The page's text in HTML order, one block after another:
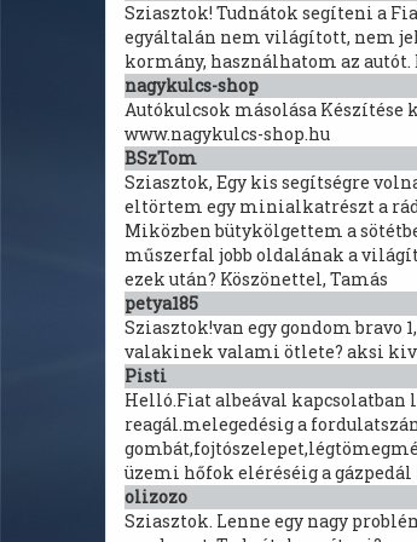
Sziasztok! Tudnátok segíteni a
egyáltalán nem világított, nem
kormány, használhatom az
nagykulcs-shop
Autókulcsok másolása Készítése
www.nagykulcs-shop.hu
BSzTom
Sziasztok, Egy kis segítségre
eltörtem egy minialkatrészt a
Miközben bütykölgettem a
műszerfal jobb oldalának a
ezek után? Köszönettel, Tamás
petya185
Sziasztok!van egy gondom bravo
valakinek valami ötlete? aksi
Pisti
Helló.Fiat albeával kapcsolatban
reagál.melegedésig a
üzemi hőfok eléréséig a
olizozo
Sziasztok. Lenne egy nagy